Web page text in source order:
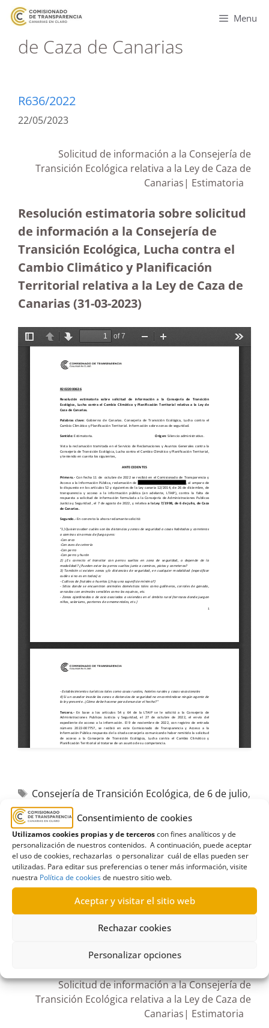
Consentimiento de cookies
Utilizamos cookies propias y de terceroscon fines analíticos y de
personalización de nuestros contenidos. A continuación, puede aceptar
el uso de cookies, rechazarlas o personalizar cuál de ellas pueden ser
utilizadas. Para editar sus preferencias o tener más información, visite
nuestra Política de cookiesde nuestro sitio web.
Aceptar y visitar el sitio web
Rechazar cookies
Personalizar opciones
Menu
de Caza de Canarias
R636/2022
22/05/2023
Solicitud de información a la Consejería de
Transición Ecológica relativa a la Ley de Caza de
Canarias| Estimatoria
Resolución estimatoria sobre solicitud
de información a la Consejería de
Transición Ecológica, Lucha contra el
Cambio Climático y Planificación
Territorial relativa a la Ley de Caza de
Canarias (31-03-2023)
Consejería de Transición Ecológica, de 6 de julio,
de Caza de Canarias
Gobierno de Canarias
Cambio Climático y Planificación Territorial,zonas
de seguridad
Solicitud de información a la Consejería de
Transición Ecológica relativa a la Ley de Caza de
Canarias| Estimatoria